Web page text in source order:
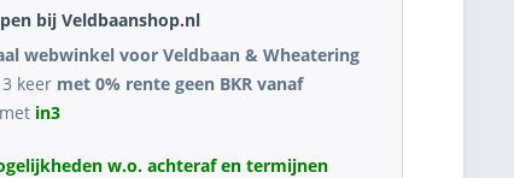
bij Veldbaanshop.nl
webwinkel voor Veldbaan & Wheatering
keer met 0% rente geen BKR vanaf
met in3
w.o. achteraf en termijnen